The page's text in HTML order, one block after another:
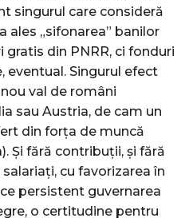
singurul care consideră
ales „sifonarea” banilor
din PNRR, ci fonduri
eventual. Singurul efect
val de români
sau Austria, de cam un
din forța de muncă
Și fără contribuții, și fără
cu favorizarea în
persistent guvernarea
o certitudine pentru